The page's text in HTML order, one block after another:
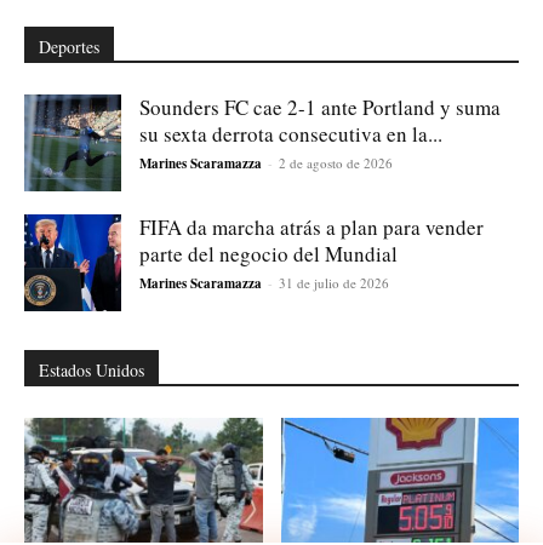
Deportes
Sounders FC cae 2-1 ante Portland y suma
su sexta derrota consecutiva en la...
Marines Scaramazza - 2 de agosto de 2026
FIFA da marcha atrás a plan para vender
parte del negocio del Mundial
Marines Scaramazza - 31 de julio de 2026
Estados Unidos